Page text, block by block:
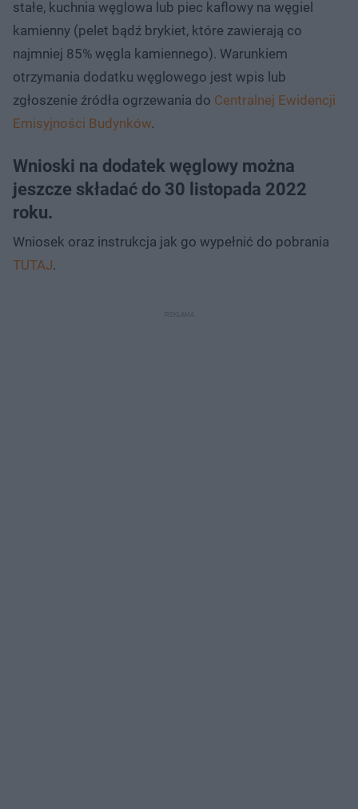
stałe, kuchnia węglowa lub piec kaflowy na węgiel
kamienny (pelet bądź brykiet, które zawierają co
najmniej 85% węgla kamiennego). Warunkiem
otrzymania dodatku węglowego jest wpis lub
zgłoszenie źródła ogrzewania do Centralnej Ewidencji
Emisyjności Budynków.
Wnioski na dodatek węglowy można
jeszcze składać do 30 listopada 2022
roku.
Wniosek oraz instrukcja jak go wypełnić do pobrania
TUTAJ.